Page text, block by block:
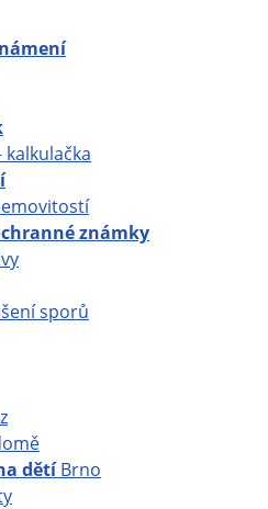
kalkulačka
známky
sporů
dětíBrno